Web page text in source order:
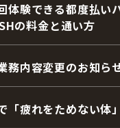
体験できる都度払い
の料金と通い方
務内容変更のお知ら
「疲れをためない体